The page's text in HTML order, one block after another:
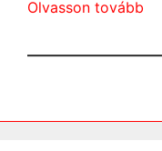
Olvasson tovább